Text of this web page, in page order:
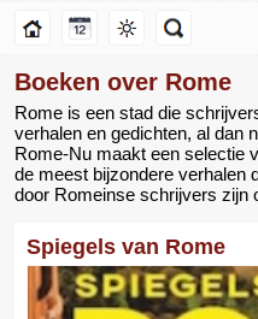
Boeken over Rome
Rome is een stad die
verhalen en gedichten, al dan
Rome-Nu maakt een selectie
de meest bijzondere verhalen
door Romeinse schrijvers zijn
Spiegels van Rome